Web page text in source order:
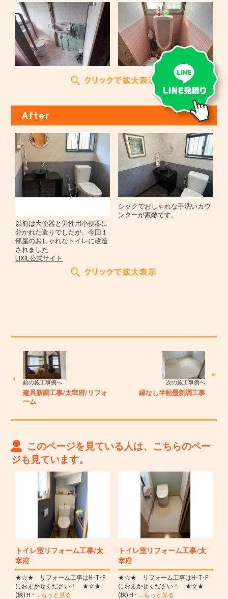
After
LIXIL公式サイト " >
LIXIL公式サ
イト" />
以前は大便器と男性用小便器に
分かれた造りでしたが、今回１
部屋のおしゃれなトイレに改造
されました
LIXIL公式サイト
シックでおしゃれな手洗いカウ
ンターが素敵です。
前の施工事例へ
建具新調工事/太宰府/リフォ
ーム
次の施工事例へ
縁なし半帖畳新調工事
このページを見ている人は、こちらのペー
ジも見ています。
トイレ室リフォーム工事/太
宰府
★☆★ リフォーム工事はH･T･F
におまかせください！ ★☆★
(株)Ｈ･ …もっと見る
トイレ室リフォーム工事/太
宰府
★☆★ リフォーム工事はH･T･F
におまかせください！ ★☆★
(株)Ｈ･ …もっと見る